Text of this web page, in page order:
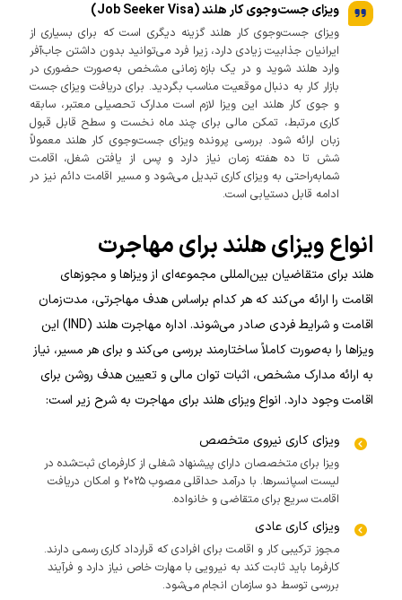
ویزای جست‌وجوی کار هلند (Job Seeker Visa)
ویزای جست‌وجوی کار هلند گزینه دیگری است که برای بسیاری از
ایرانیان جذابیت زیادی دارد، زیرا فرد می‌توانید بدون داشتن جاب‌آفر
وارد هلند شوید و در یک بازه زمانی مشخص به‌صورت حضوری در
بازار کار به دنبال موقعیت مناسب بگردید. برای دریافت ویزای جست
و جوی کار هلند این ویزا لازم است مدارک تحصیلی معتبر، سابقه
کاری مرتبط، تمکن مالی برای چند ماه نخست و سطح قابل قبول
زبان ارائه شود. بررسی پرونده ویزای جست‌وجوی کار هلند معمولاً
شش تا ده هفته زمان نیاز دارد و پس از یافتن شغل، اقامت
شمابه‌راحتی به ویزای کاری تبدیل می‌شود و مسیر اقامت دائم نیز در
ادامه قابل دستیابی است.
انواع ویزای هلند برای مهاجرت
هلند برای متقاضیان بین‌المللی مجموعه‌ای از ویزاها و مجوزهای
اقامت را ارائه می‌کند که هر کدام براساس هدف مهاجرتی، مدت‌زمان
اقامت و شرایط فردی صادر می‌شوند. اداره مهاجرت هلند (IND) این
ویزاها را به‌صورت کاملاً ساختارمند بررسی می‌کند و برای هر مسیر، نیاز
به ارائه مدارک مشخص، اثبات توان مالی و تعیین هدف روشن برای
اقامت وجود دارد. انواع ویزای هلند برای مهاجرت به شرح زیر است:
ویزای کاری نیروی متخصص
ویزا برای متخصصان دارای پیشنهاد شغلی از کارفرمای ثبت‌شده در
لیست اسپانسرها. با درآمد حداقلی مصوب ۲۰۲۵ و امکان دریافت
اقامت سریع برای متقاضی و خانواده.
ویزای کاری عادی
مجوز ترکیبی کار و اقامت برای افرادی که قرارداد کاری رسمی دارند.
کارفرما باید ثابت کند به نیرویی با مهارت خاص نیاز دارد و فرآیند
بررسی توسط دو سازمان انجام می‌شود.